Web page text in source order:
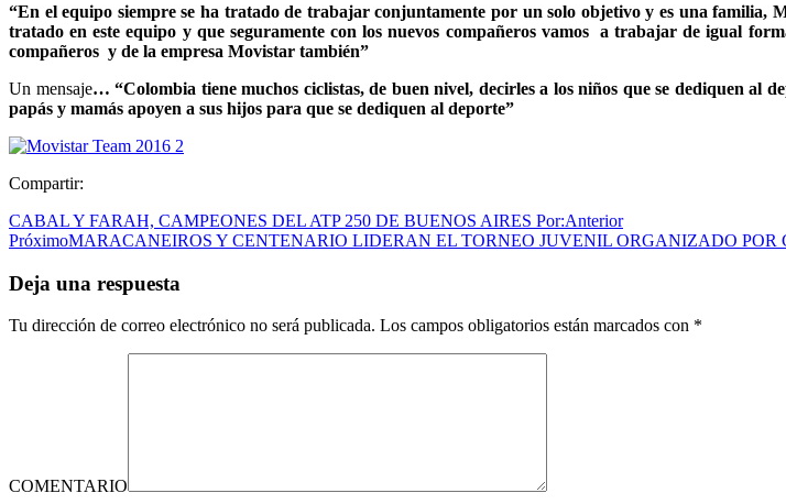
“En el equipo siempre se ha tratado de trabajar conjuntamente por un solo objetivo y es una familia,
tratado en este equipo y que seguramente con los nuevos compañeros vamos a trabajar de igual
compañeros y de la empresa Movistar también”
Un mensaje… “Colombia tiene muchos ciclistas, de buen nivel, decirles a los niños que se dediquen al
papás y mamás apoyen a sus hijos para que se dediquen al deporte”
Compartir:
CABAL Y FARAH, CAMPEONES DEL ATP 250 DE BUENOS AIRES Por:Anterior
PróximoMARACANEIROS Y CENTENARIO LIDERAN EL TORNEO JUVENIL ORGANIZADO POR
Deja una respuesta
Tu dirección de correo electrónico no será publicada. Los campos obligatorios están marcados con *
COMENTARIO